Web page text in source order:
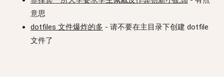
意思
dotfiles 文件爆炸的多 - 请不要在主目录下创建 dotfile
文件了